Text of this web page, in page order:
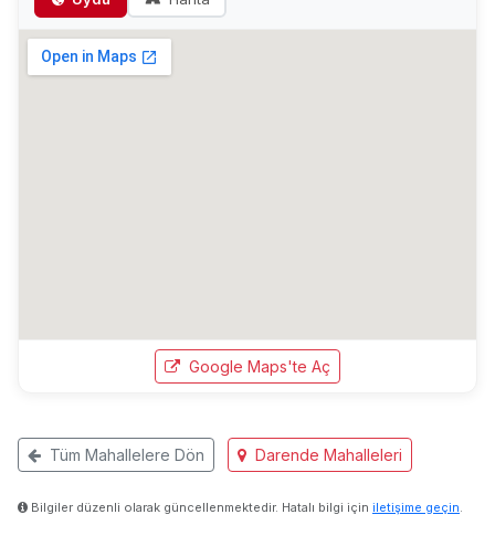
Google Maps'te Aç
Tüm Mahallelere Dön Darende Mahalleleri
Bilgiler düzenli olarak güncellenmektedir. Hatalı bilgi için iletişime geçin